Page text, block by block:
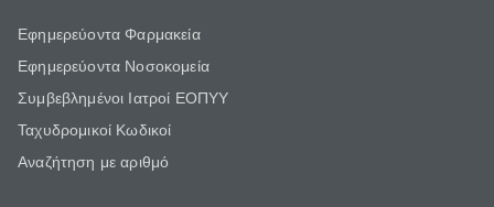
Εφημερεύοντα Φαρμακεία
Εφημερεύοντα Νοσοκομεία
Συμβεβλημένοι Ιατροί ΕΟΠΥΥ
Ταχυδρομικοί Κωδικοί
Αναζήτηση με αριθμό